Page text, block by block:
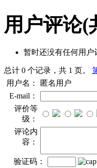
用户评论(
暂时还没有任何用户
总计 0 个记录，共 1 页。
用户名：
匿名用户
E-mail：
评价等
级：
评论内
容：
验证码：